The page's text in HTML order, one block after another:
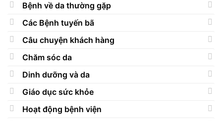
Bệnh về da thường gặp
Các Bệnh tuyến bã
Câu chuyện khách hàng
Chăm sóc da
Dinh dưỡng và da
Giáo dục sức khỏe
Hoạt động bệnh viện